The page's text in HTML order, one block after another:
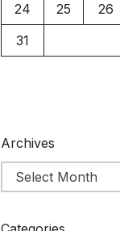
24
25 26
31
Archives